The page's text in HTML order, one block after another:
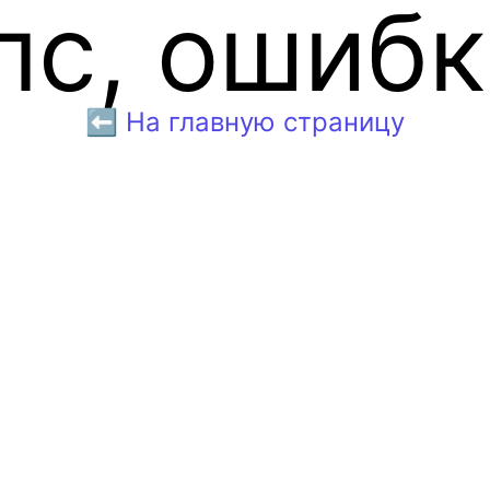
⬅️ На главную страницу